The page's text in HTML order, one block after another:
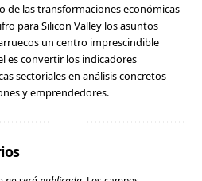
de las transformaciones económicas
para Silicon Valley los asuntos
un centro imprescindible
es convertir los indicadores
sectoriales en análisis concretos
y emprendedores.